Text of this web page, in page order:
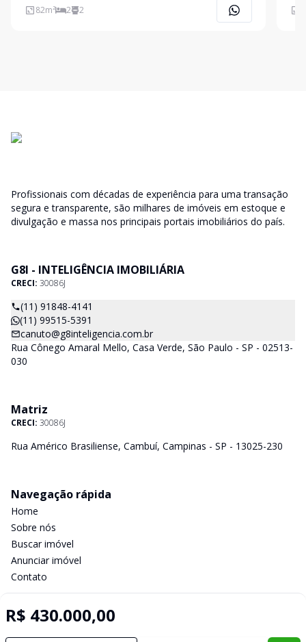
do edifício. A localização é excelente, fácil acesso as
principais vias do bairro e ao comércio Região
82m² 2 2
R$ 430.000,00
Profissionais com décadas de experiência para uma transação
segura e transparente, são milhares de imóveis em estoque e
divulgação e massa nos principais portais imobiliários do país.
G8I - INTELIGÊNCIA IMOBILIÁRIA
CRECI: 30086J
(11) 91848-4141
(11) 99515-5391
canuto@g8inteligencia.com.br
Rua Cônego Amaral Mello, Casa Verde, São Paulo - SP - 02513-
030
Matriz
CRECI: 30086J
Rua Américo Brasiliense, Cambuí, Campinas - SP - 13025-230
Navegação rápida
Home
Sobre nós
Buscar imóvel
Anunciar imóvel
Contato